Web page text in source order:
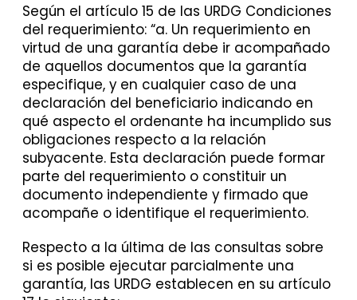
Según el artículo 15 de las URDG Condiciones
del requerimiento: “a. Un requerimiento en
virtud de una garantía debe ir acompañado
de aquellos documentos que la garantía
especifique, y en cualquier caso de una
declaración del beneficiario indicando en
qué aspecto el ordenante ha incumplido sus
obligaciones respecto a la relación
subyacente. Esta declaración puede formar
parte del requerimiento o constituir un
documento independiente y firmado que
acompañe o identifique el requerimiento.
Respecto a la última de las consultas sobre
si es posible ejecutar parcialmente una
garantía, las URDG establecen en su artículo